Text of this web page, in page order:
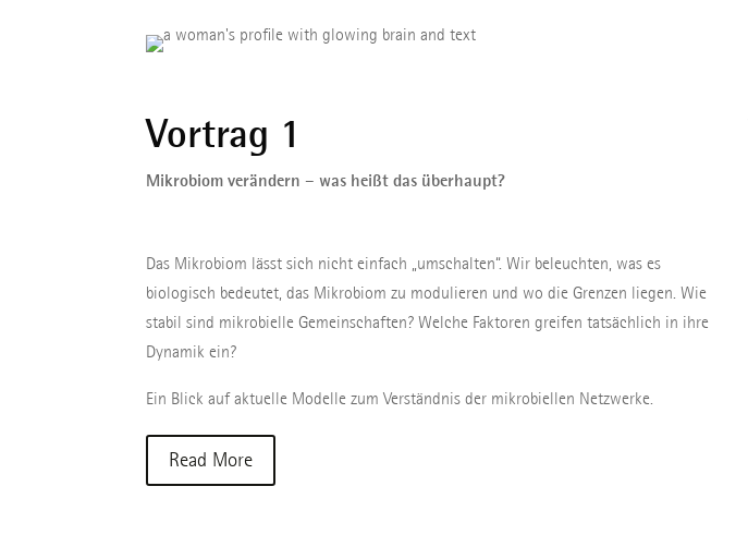
Vortrag 1
Mikrobiom verändern – was heißt das überhaupt?
Das Mikrobiom lässt sich nicht einfach „umschalten“. Wir beleuchten, was es
biologisch bedeutet, das Mikrobiom zu modulieren und wo die Grenzen liegen. Wie
stabil sind mikrobielle Gemeinschaften? Welche Faktoren greifen tatsächlich in ihre
Dynamik ein?
Ein Blick auf aktuelle Modelle zum Verständnis der mikrobiellen Netzwerke.
Read More